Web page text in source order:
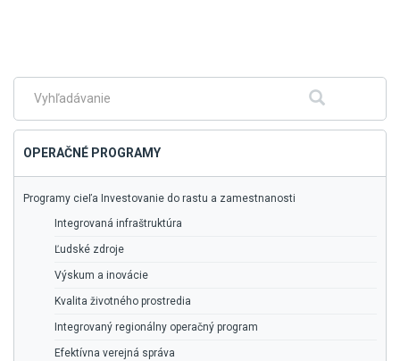
hlavné
menu
Fulltextové
Hľadať
OPERAČNÉ PROGRAMY
Programy cieľa Investovanie do rastu a zamestnanosti
Integrovaná infraštruktúra
Ľudské zdroje
Výskum a inovácie
Kvalita životného prostredia
Integrovaný regionálny operačný program
Efektívna verejná správa